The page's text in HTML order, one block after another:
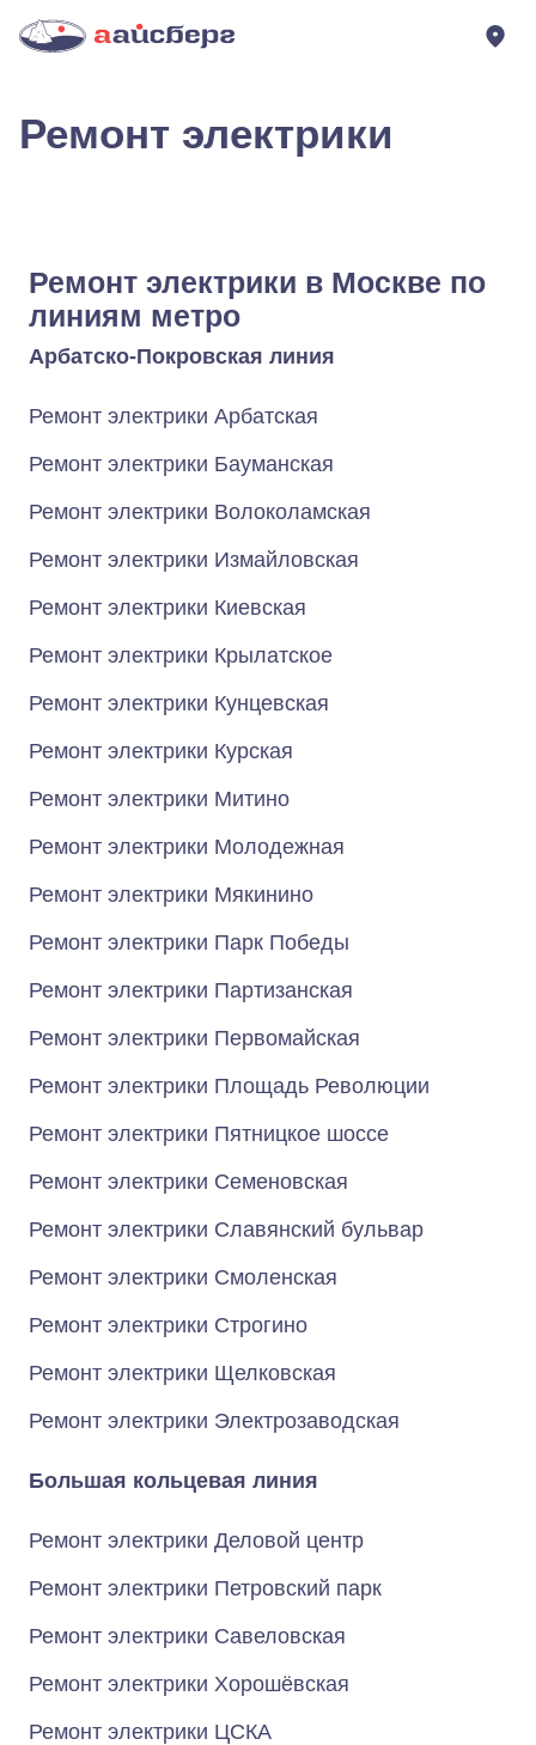
Ремонт электрики
Ремонт электрики в Москве по
линиям метро
Арбатско-Покровская линия
Ремонт электрики Арбатская
Ремонт электрики Бауманская
Ремонт электрики Волоколамская
Ремонт электрики Измайловская
Ремонт электрики Киевская
Ремонт электрики Крылатское
Ремонт электрики Кунцевская
Ремонт электрики Курская
Ремонт электрики Митино
Ремонт электрики Молодежная
Ремонт электрики Мякинино
Ремонт электрики Парк Победы
Ремонт электрики Партизанская
Ремонт электрики Первомайская
Ремонт электрики Площадь Революции
Ремонт электрики Пятницкое шоссе
Ремонт электрики Семеновская
Ремонт электрики Славянский бульвар
Ремонт электрики Смоленская
Ремонт электрики Строгино
Ремонт электрики Щелковская
Ремонт электрики Электрозаводская
Большая кольцевая линия
Ремонт электрики Деловой центр
Ремонт электрики Петровский парк
Ремонт электрики Савеловская
Ремонт электрики Хорошёвская
Ремонт электрики ЦСКА